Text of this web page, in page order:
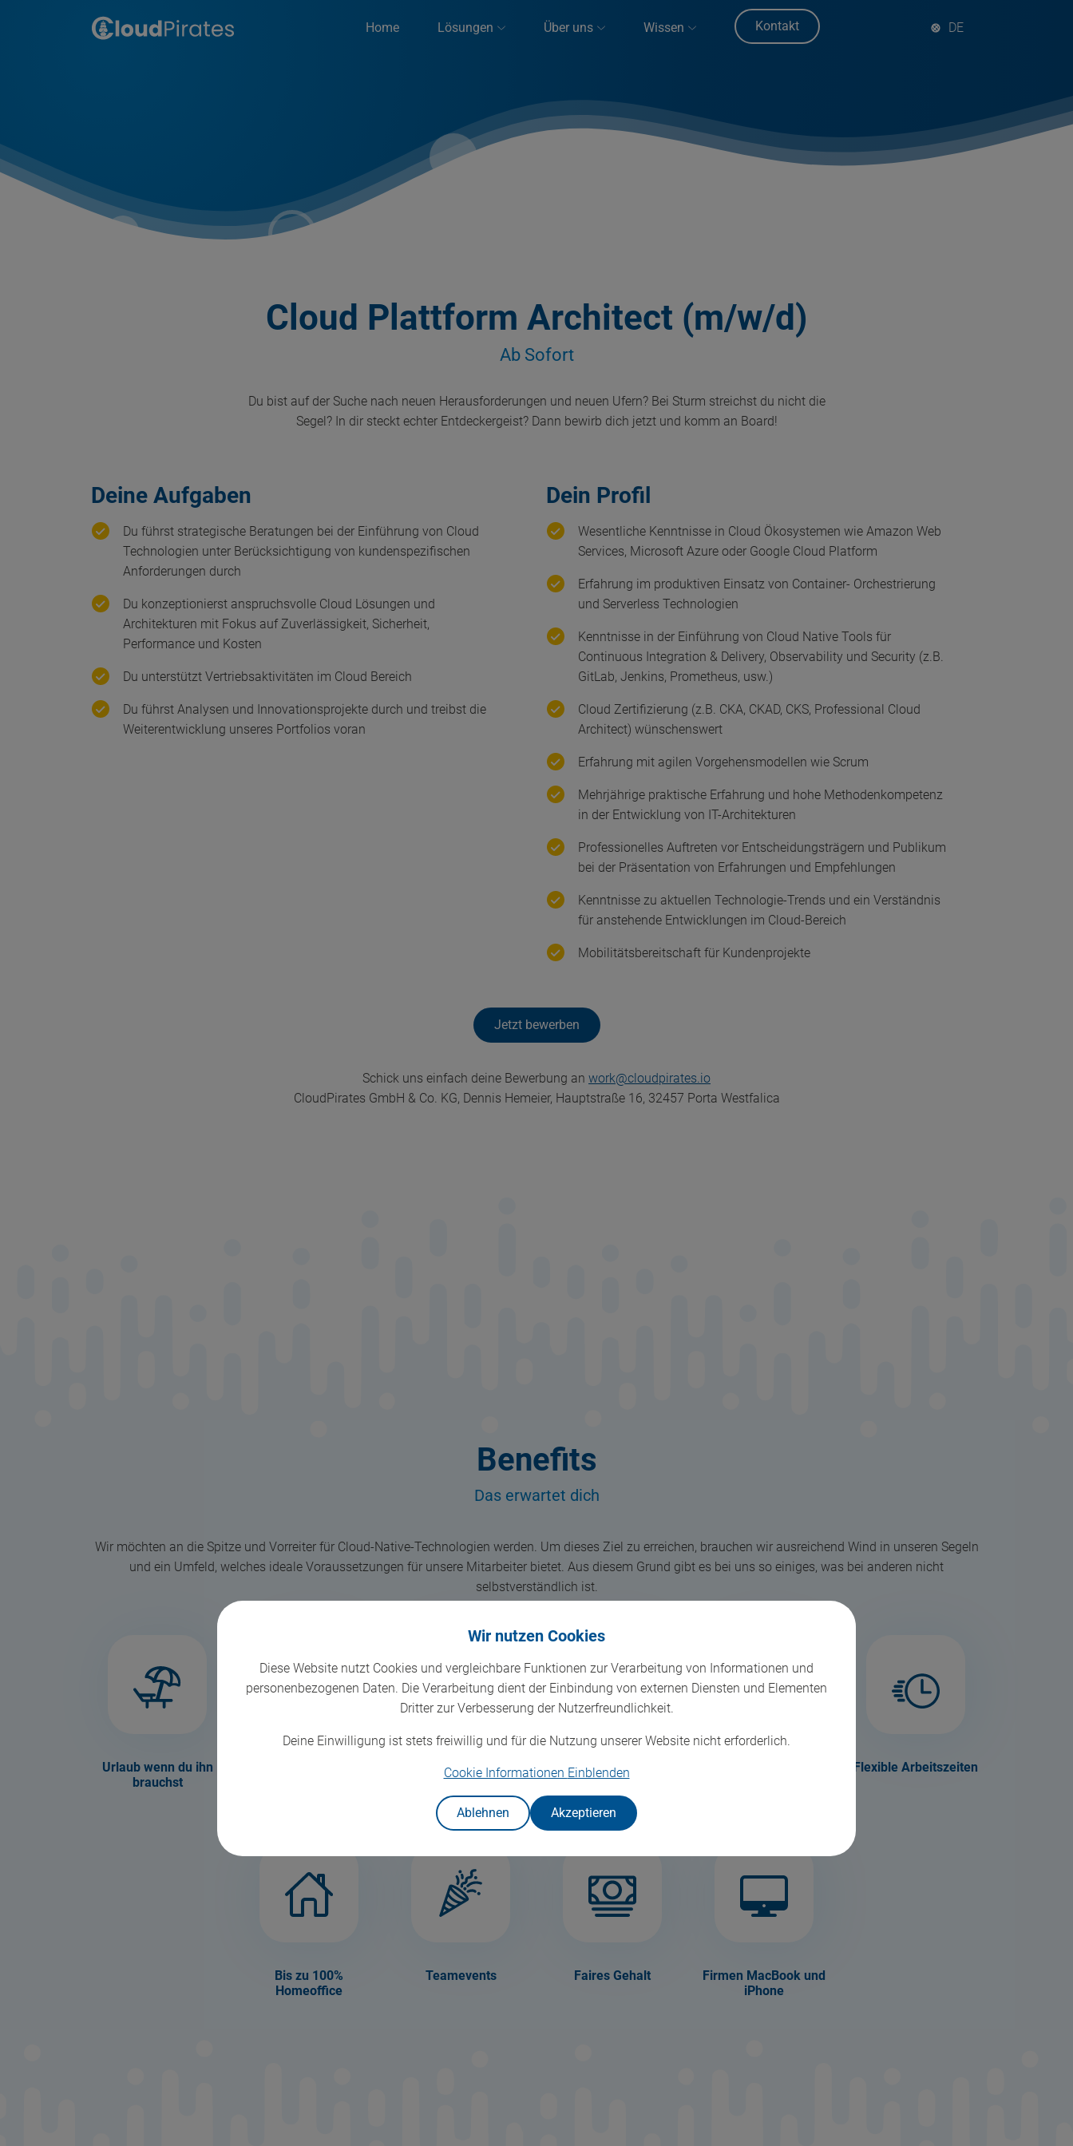
Wir nutzen Cookies
Diese Website nutzt Cookies und vergleichbare Funktionen zur Verarbeitung von Informationen und
personenbezogenen Daten. Die Verarbeitung dient der Einbindung von externen Diensten und Elementen
Dritter zur Verbesserung der Nutzerfreundlichkeit.
Deine Einwilligung ist stets freiwillig und für die Nutzung unserer Website nicht erforderlich.
Cookie Informationen Einblenden
Ablehnen Akzeptieren
Home Lösungen Über uns Wissen Kontakt
Cloud Plattform Architect (m/w/d)
Ab Sofort
Du bist auf der Suche nach neuen Herausforderungen und neuen Ufern? Bei Sturm streichst du nicht die
Segel? In dir steckt echter Entdeckergeist? Dann bewirb dich jetzt und komm an Board!
Deine Aufgaben
Du führst strategische Beratungen bei der Einführung von Cloud
Technologien unter Berücksichtigung von kundenspezifischen
Anforderungen durch
Du konzeptionierst anspruchsvolle Cloud Lösungen und
Architekturen mit Fokus auf Zuverlässigkeit, Sicherheit,
Performance und Kosten
Du unterstützt Vertriebsaktivitäten im Cloud Bereich
Du führst Analysen und Innovationsprojekte durch und treibst die
Weiterentwicklung unseres Portfolios voran
Dein Profil
Wesentliche Kenntnisse in Cloud Ökosystemen wie Amazon Web
Services, Microsoft Azure oder Google Cloud Platform
Erfahrung im produktiven Einsatz von Container- Orchestrierung
und Serverless Technologien
Kenntnisse in der Einführung von Cloud Native Tools für
Continuous Integration & Delivery, Observability und Security (z.B.
GitLab, Jenkins, Prometheus, usw.)
Cloud Zertifizierung (z.B. CKA, CKAD, CKS, Professional Cloud
Architect) wünschenswert
Erfahrung mit agilen Vorgehensmodellen wie Scrum
Mehrjährige praktische Erfahrung und hohe Methodenkompetenz
in der Entwicklung von IT-Architekturen
Professionelles Auftreten vor Entscheidungsträgern und Publikum
bei der Präsentation von Erfahrungen und Empfehlungen
Kenntnisse zu aktuellen Technologie-Trends und ein Verständnis
für anstehende Entwicklungen im Cloud-Bereich
Mobilitätsbereitschaft für Kundenprojekte
Jetzt bewerben
Schick uns einfach deine Bewerbung an work@cloudpirates.io
CloudPirates GmbH & Co. KG, Dennis Hemeier, Hauptstraße 16, 32457 Porta Westfalica
Benefits
Das erwartet dich
Wir möchten an die Spitze und Vorreiter für Cloud-Native-Technologien werden. Um dieses Ziel zu erreichen, brauchen wir ausreichend Wind in unseren Segeln
und ein Umfeld, welches ideale Voraussetzungen für unsere Mitarbeiter bietet. Aus diesem Grund gibt es bei uns so einiges, was bei anderen nicht
selbstverständlich ist.
Urlaub wenn du ihn
brauchst
Wir haben immer ein
offenes Ohr für dich
Möglichkeit zur
Weiterbildung
Flexible Arbeitszeiten
Bis zu 100%
Homeoffice
Teamevents Faires Gehalt
Firmen MacBook und
iPhone